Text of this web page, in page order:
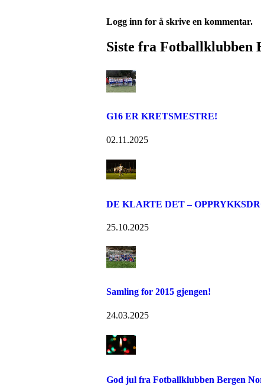
Logg inn for å skrive en kommentar.
Siste fra Fotballklubben
G16 ER KRETSMESTRE!
02.11.2025
DE KLARTE DET –
25.10.2025
Samling for 2015 gjengen!
24.03.2025
God jul fra Fotballklubben Bergen